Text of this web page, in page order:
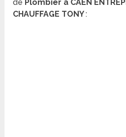
de Plombier à CAEN
CHAUFFAGE TONY: